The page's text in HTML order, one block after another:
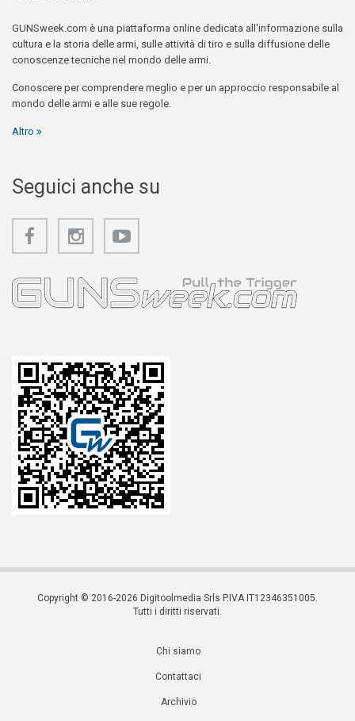
GUNSweek.com è una piattaforma online dedicata all'informazione sulla
cultura e la storia delle armi, sulle attività di tiro e sulla diffusione delle
conoscenze tecniche nel mondo delle armi.
Conoscere per comprendere meglio e per un approccio responsabile al
mondo delle armi e alle sue regole.
Altro
Seguici anche su
Copyright © 2016-2026 Digitoolmedia Srls P.IVA IT12346351005.
Tutti i diritti riservati.
Chi siamo
Contattaci
Archivio